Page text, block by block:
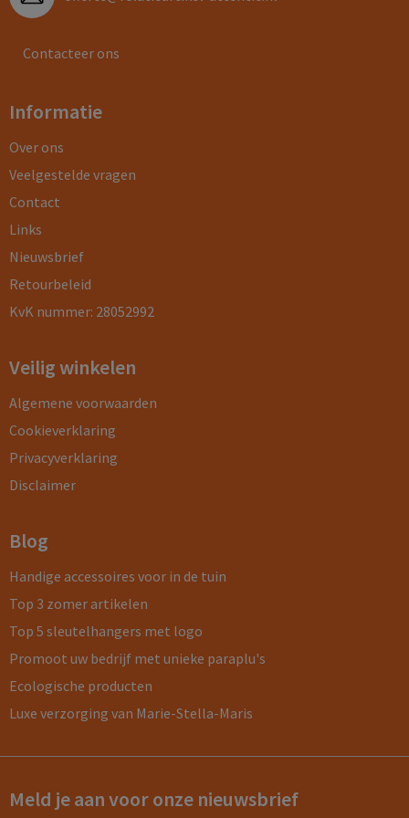
Contacteer ons
Informatie
Over ons
Veelgestelde vragen
Contact
Links
Nieuwsbrief
Retourbeleid
KvK nummer: 28052992
Veilig winkelen
Algemene voorwaarden
Cookieverklaring
Privacyverklaring
Disclaimer
Blog
Handige accessoires voor in de tuin
Top 3 zomer artikelen
Top 5 sleutelhangers met logo
Promoot uw bedrijf met unieke paraplu's
Ecologische producten
Luxe verzorging van Marie-Stella-Maris
Meld je aan voor onze nieuwsbrief